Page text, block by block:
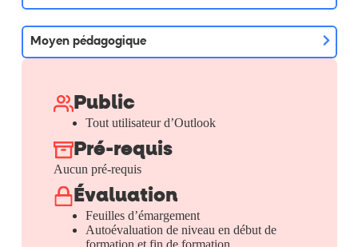
Moyen pédagogique
Public
Tout utilisateur d’Outlook
Pré-requis
Aucun pré-requis
Évaluation
Feuilles d’émargement
Autoévaluation de niveau en début de